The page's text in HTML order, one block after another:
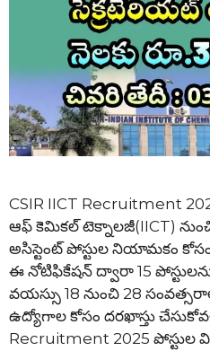
CSIR IICT Recruitment
ఆఫ్ కెమికల్ టెక్నాలజీ(IICT)
అసిస్టెంట్ పోస్టుల నియామకం
ఈ నోటిఫికేషన్ ద్వారా 15
వయస్సు 18 నుంచి 28
ఉద్యోగాల కోసం దరఖాస్తు
Recruitment 2025 పోస్టుల